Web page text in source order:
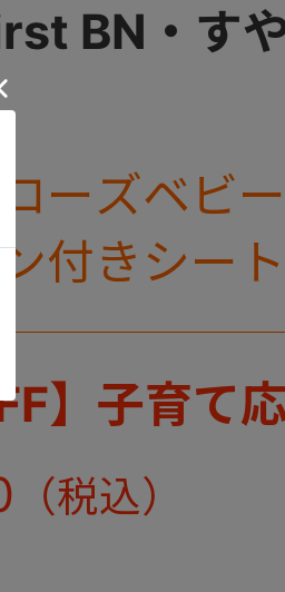
BN・す
ーズベビ
付きシー
】子育て